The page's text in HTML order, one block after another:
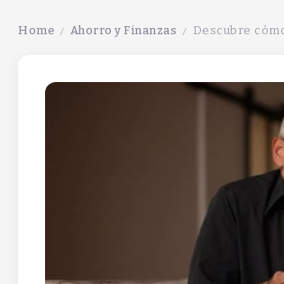
Home / Ahorro y Finanzas / Descubre